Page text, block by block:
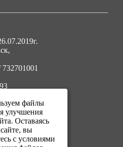
файлы
улучшения
Оставаясь
вы
с условиями